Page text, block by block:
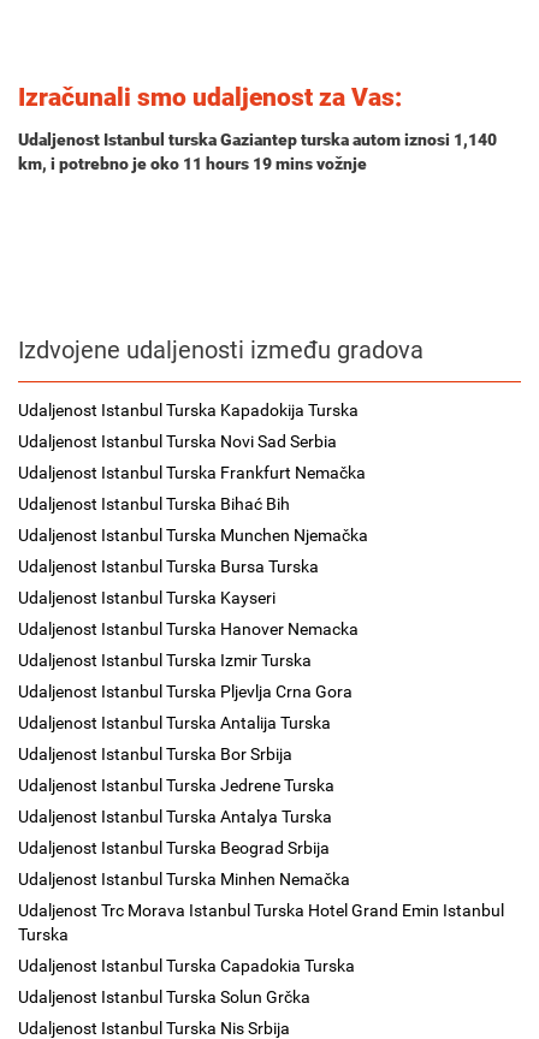
Izračunali smo udaljenost za Vas:
Udaljenost Istanbul turska Gaziantep turska autom iznosi 1,140
km, i potrebno je oko 11 hours 19 minsvožnje
Izdvojene udaljenosti između gradova
Udaljenost Istanbul Turska Kapadokija Turska
Udaljenost Istanbul Turska Novi Sad Serbia
Udaljenost Istanbul Turska Frankfurt Nemačka
Udaljenost Istanbul Turska Bihać Bih
Udaljenost Istanbul Turska Munchen Njemačka
Udaljenost Istanbul Turska Bursa Turska
Udaljenost Istanbul Turska Kayseri
Udaljenost Istanbul Turska Hanover Nemacka
Udaljenost Istanbul Turska Izmir Turska
Udaljenost Istanbul Turska Pljevlja Crna Gora
Udaljenost Istanbul Turska Antalija Turska
Udaljenost Istanbul Turska Bor Srbija
Udaljenost Istanbul Turska Jedrene Turska
Udaljenost Istanbul Turska Antalya Turska
Udaljenost Istanbul Turska Beograd Srbija
Udaljenost Istanbul Turska Minhen Nemačka
Udaljenost Trc Morava Istanbul Turska Hotel Grand Emin Istanbul
Turska
Udaljenost Istanbul Turska Capadokia Turska
Udaljenost Istanbul Turska Solun Grčka
Udaljenost Istanbul Turska Nis Srbija